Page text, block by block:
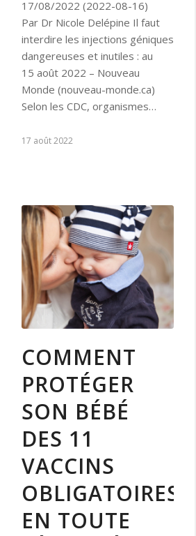
17/08/2022 (2022-08-16)
Par Dr Nicole Delépine Il faut
interdire les injections géniques
dangereuses et inutiles : au
15 août 2022 – Nouveau
Monde (nouveau-monde.ca)
Selon les CDC, organismes…
17 août 2022
COMMENT
PROTÉGER
SON BÉBÉ
DES 11
VACCINS
OBLIGATOIRES
EN TOUTE